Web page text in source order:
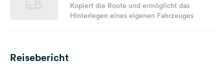
Kopiert die Route und ermöglicht das
Hinterlegen eines eigenen Fahrzeuges
Reisebericht